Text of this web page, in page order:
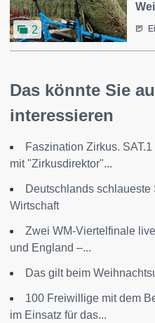
2
Das könnte Sie
interessieren
Faszination Zirkus.
mit "Zirkusdirektor"...
Deutschlands
Wirtschaft
Zwei WM-Viertelfinale
und England –...
Das gilt beim
100 Freiwillige mit dem
im Einsatz für das...